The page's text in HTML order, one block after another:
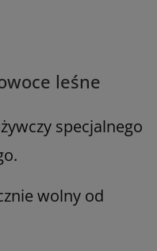
leśne
specjalnego
wolny od